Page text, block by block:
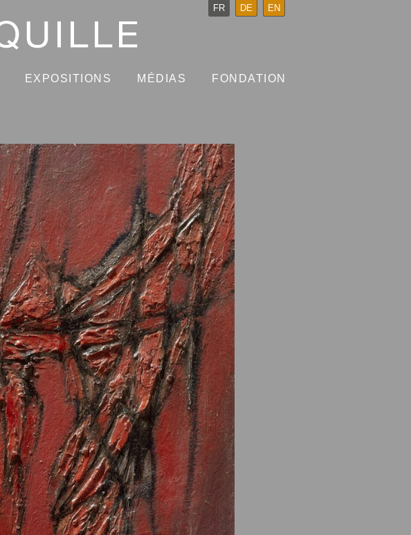
EXPOSITIONS MÉDIAS FONDATION
FR DE EN